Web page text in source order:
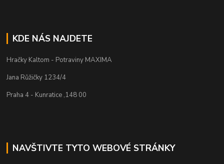
KDE NÁS NAJDETE
Hračky Kaltom - Potraviny MAXIMA
Jana Růžičky 1234/4
Praha 4 - Kunratice ,148 00
NAVŠTIVTE TYTO WEBOVÉ STRÁNKY